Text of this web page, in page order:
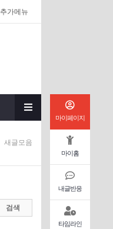
추가메뉴
새글모음
마이페이지
마이홈
내글반응
타임라인
검색